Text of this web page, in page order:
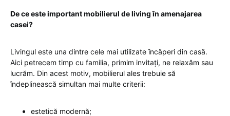
De ce este important mobilierul de living în amenajarea
casei?
Livingul este una dintre cele mai utilizate încăperi din casă.
Aici petrecem timp cu familia, primim invitați, ne relaxăm sau
lucrăm. Din acest motiv, mobilierul ales trebuie să
îndeplinească simultan mai multe criterii:
estetică modernă;